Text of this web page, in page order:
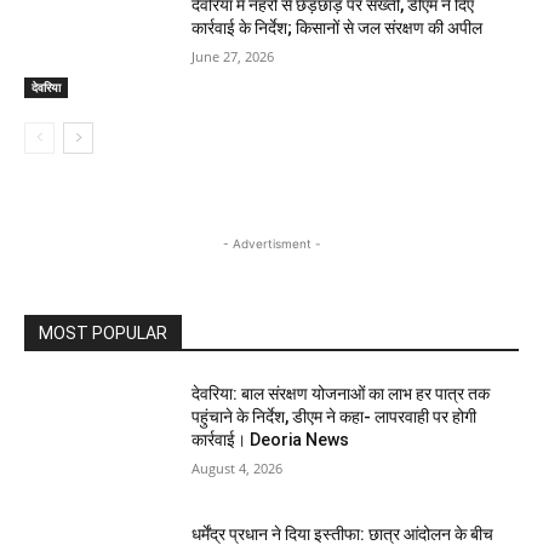
देवरिया
देवरिया में नहरों से छेड़छाड़ पर सख्ती, डीएम ने दिए
कार्रवाई के निर्देश; किसानों से जल संरक्षण की अपील
June 27, 2026
- Advertisment -
MOST POPULAR
देवरिया: बाल संरक्षण योजनाओं का लाभ हर पात्र तक
पहुंचाने के निर्देश, डीएम ने कहा- लापरवाही पर होगी
कार्रवाई। Deoria News
August 4, 2026
धर्मेंद्र प्रधान ने दिया इस्तीफा: छात्र आंदोलन के बीच